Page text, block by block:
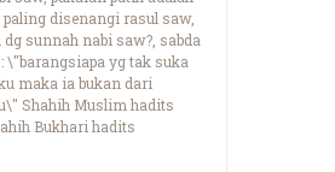
disenangi rasul saw,
dg sunnah nabi saw?, sabda
\"barangsiapa yg tak suka
maka ia bukan dari
Shahih Muslim hadits
Bukhari hadits